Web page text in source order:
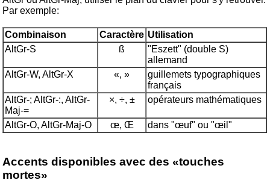
Par exemple:
Combinaison Caractère Utilisation
AltGr-S
ß
"Eszett" (double S)
allemand
AltGr-W, AltGr-X
«, »
guillemets typographiques
français
AltGr-; AltGr-:, AltGr-
Maj-=
×, ÷, ± opérateurs mathématiques
AltGr-O, AltGr-Maj-O œ, Œ dans "œuf" ou "œil"
Accents disponibles avec des «touches
mortes»